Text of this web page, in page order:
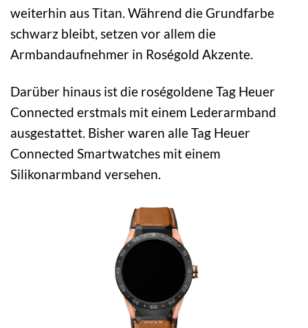
weiterhin aus Titan. Während die Grundfarbe
schwarz bleibt, setzen vor allem die
Armbandaufnehmer in Roségold Akzente.
Darüber hinaus ist die roségoldene Tag Heuer
Connected erstmals mit einem Lederarmband
ausgestattet. Bisher waren alle Tag Heuer
Connected Smartwatches mit einem
Silikonarmband versehen.